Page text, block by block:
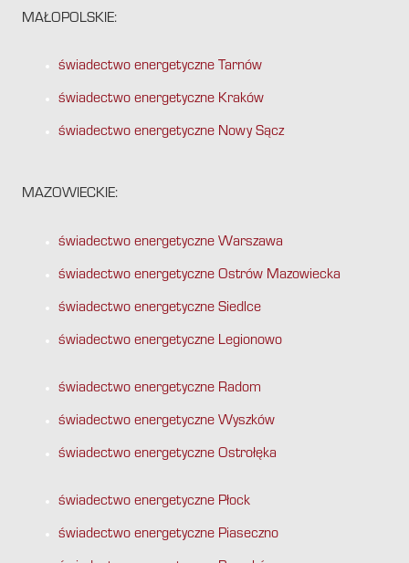
MAŁOPOLSKIE:
świadectwo energetyczne Tarnów
świadectwo energetyczne Kraków
świadectwo energetyczne Nowy Sącz
MAZOWIECKIE:
świadectwo energetyczne Warszawa
świadectwo energetyczne Ostrów Mazowiecka
świadectwo energetyczne Siedlce
świadectwo energetyczne Legionowo
świadectwo energetyczne Radom
świadectwo energetyczne Wyszków
świadectwo energetyczne Ostrołęka
świadectwo energetyczne Płock
świadectwo energetyczne Piaseczno